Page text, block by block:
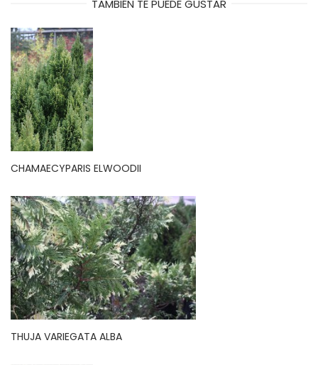
TAMBIÉN TE PUEDE GUSTAR
CHAMAECYPARIS ELWOODII
THUJA VARIEGATA ALBA